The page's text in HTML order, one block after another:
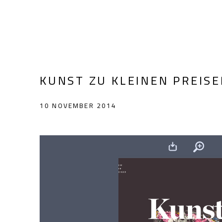
KUNST ZU KLEINEN
10 NOVEMBER 2014